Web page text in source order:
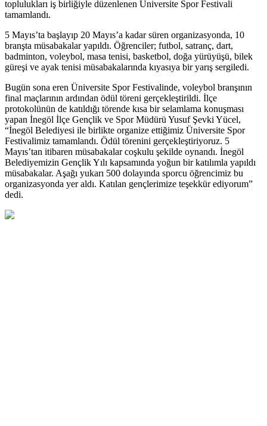
toplulukları iş birliğiyle düzenlenen Üniversite Spor Festivali
tamamlandı.
5 Mayıs’ta başlayıp 20 Mayıs’a kadar süren organizasyonda, 10
branşta müsabakalar yapıldı. Öğrenciler; futbol, satranç, dart,
badminton, voleybol, masa tenisi, basketbol, doğa yürüyüşü, bilek
güreşi ve ayak tenisi müsabakalarında kıyasıya bir yarış sergiledi.
Bugün sona eren Üniversite Spor Festivalinde, voleybol branşının
final maçlarının ardından ödül töreni gerçekleştirildi. İlçe
protokolünün de katıldığı törende kısa bir selamlama konuşması
yapan İnegöl İlçe Gençlik ve Spor Müdürü Yusuf Şevki Yücel,
“İnegöl Belediyesi ile birlikte organize ettiğimiz Üniversite Spor
Festivalimiz tamamlandı. Ödül törenini gerçekleştiriyoruz. 5
Mayıs’tan itibaren müsabakalar coşkulu şekilde oynandı. İnegöl
Belediyemizin Gençlik Yılı kapsamında yoğun bir katılımla yapıldı
müsabakalar. Aşağı yukarı 500 dolayında sporcu öğrencimiz bu
organizasyonda yer aldı. Katılan gençlerimize teşekkür ediyorum”
dedi.